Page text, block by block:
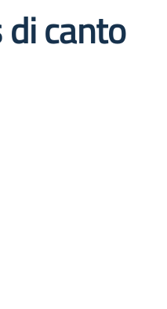
canto